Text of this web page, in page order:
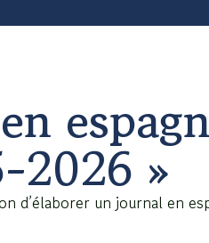
2026 »
d’élaborer un journal en